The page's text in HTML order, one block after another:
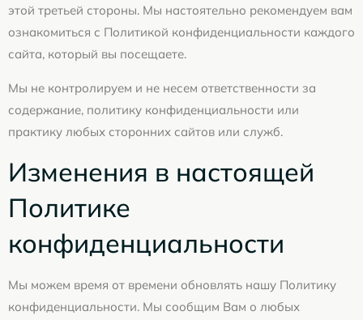
этой третьей стороны. Мы настоятельно рекомендуем вам
ознакомиться с Политикой конфиденциальности каждого
сайта, который вы посещаете.
Мы не контролируем и не несем ответственности за
содержание, политику конфиденциальности или
практику любых сторонних сайтов или служб.
Изменения в настоящей
Политике
конфиденциальности
Мы можем время от времени обновлять нашу Политику
конфиденциальности. Мы сообщим Вам о любых